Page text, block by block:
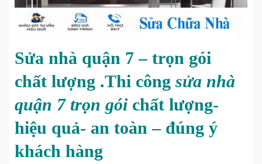
Sửa nhà quận 7 – trọn gói
chất lượng .Thi công sửa nhà
quận 7 trọn góichất lượng-
hiệu quả- an toàn – đúng ý
khách hàng